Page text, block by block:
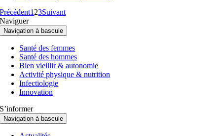
Précédent1 23Suivant
Naviguer
Navigation à bascule
Santé des femmes
Santé des hommes
Bien vieillir & autonomie
Activité physique & nutrition
Infectiologie
Innovation
S’informer
Navigation à bascule